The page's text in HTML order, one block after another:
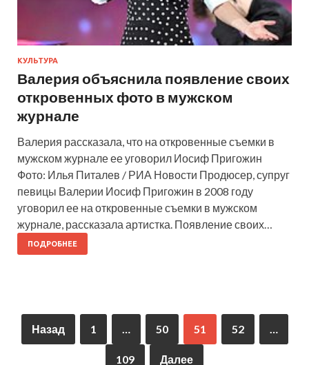
КУЛЬТУРА
Валерия объяснила появление своих
откровенных фото в мужском
журнале
Валерия рассказала, что на откровенные съемки в
мужском журнале ее уговорил Иосиф Пригожин
Фото: Илья Питалев / РИА Новости Продюсер, супруг
певицы Валерии Иосиф Пригожин в 2008 году
уговорил ее на откровенные съемки в мужском
журнале, рассказала артистка. Появление своих…
ПОДРОБНЕЕ
Назад 1 … 50 51 52 …
109 Далее